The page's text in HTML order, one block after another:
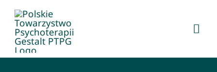
Przejdź
zawartości
O PTPG